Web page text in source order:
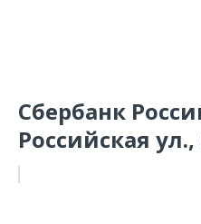
Сбербанк
Российская ул.,